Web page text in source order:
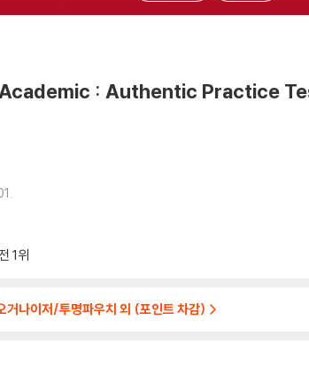
: Authentic Practice
1위
나이저/투명파우치 외 (포인트 차감)